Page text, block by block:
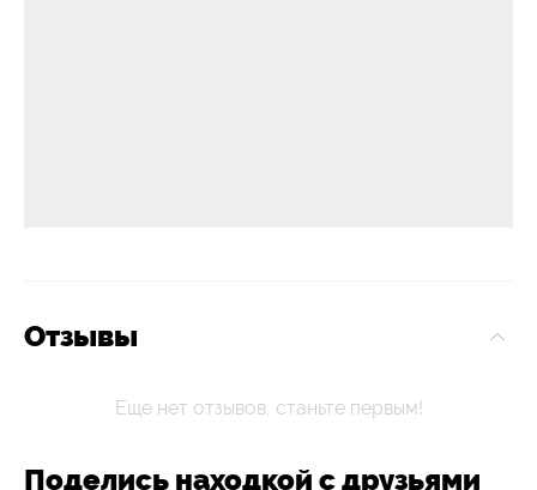
Отзывы
Еще нет отзывов, станьте первым!
Поделись находкой с друзьями